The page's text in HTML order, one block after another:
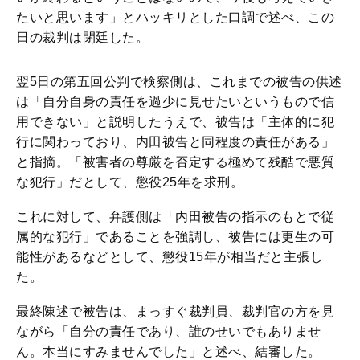
たいと思います」とハッキリとした口調で述べ、この
日の裁判は閉廷した。
翌5日の第五回公判で検察側は、これまでの被告の供述
は「自分自身の責任を過少に見せたいというもので信
用できない」と説明したうえで、被告は「主体的に犯
行に関わっており、内田被告と同程度の責任がある」
と指摘。「被害者の尊厳を否定する極めて残酷で悪質
な犯行」だとして、懲役25年を求刑。
これに対して、弁護側は「内田被告の指示のもとで従
属的な犯行」であることを強調し、被告には更生の可
能性があるなどとして、懲役15年が相当だと主張し
た。
最終陳述で被告は、まっすぐ裁判員、裁判官の方を見
ながら「自分の責任であり、誰のせいでもありませ
ん。本当にすみませんでした」と述べ、結審した。